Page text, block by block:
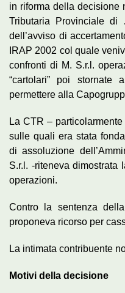
in riforma della decisione
Tributaria Provinciale
dell’avviso di
IRAP 2002 col quale
confronti di M. S.r.l.
“cartolari” poi
permettere alla
La CTR –
sulle quali era stata
di assoluzione
S.r.l. -riteneva dimostrata
operazioni.
Contro la sentenza
proponeva ricorso per
La intimata contribuente
Motivi della decisione